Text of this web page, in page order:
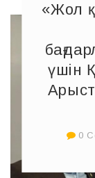
«Жол
үшін
0